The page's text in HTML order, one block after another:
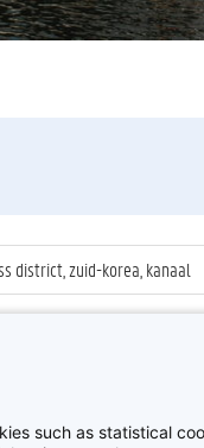
district, zuid-korea, kanaal
such as statistical